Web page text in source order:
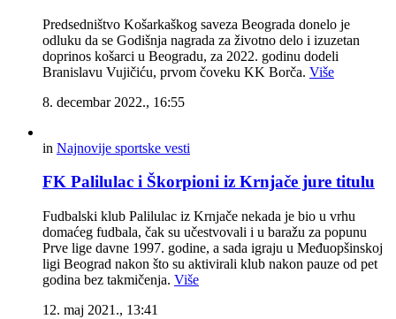
Predsedništvo Košarkaškog saveza Beograda donelo je
odluku da se Godišnja nagrada za životno delo i izuzetan
doprinos košarci u Beogradu, za 2022. godinu dodeli
Branislavu Vujičiću, prvom čoveku KK Borča. Više
8. decembar 2022., 16:55
in Najnovije sportske vesti
FK Palilulac i Škorpioni iz Krnjače jure titulu
Fudbalski klub Palilulac iz Krnjače nekada je bio u vrhu
domaćeg fudbala, čak su učestvovali i u baražu za popunu
Prve lige davne 1997. godine, a sada igraju u Međuopšinskoj
ligi Beograd nakon što su aktivirali klub nakon pauze od pet
godina bez takmičenja. Više
12. maj 2021., 13:41